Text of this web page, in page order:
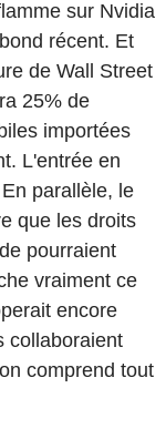
sur Nvidia
récent. Et
de Wall Street
25% de
importées
L'entrée en
parallèle, le
que les droits
pourraient
vraiment ce
encore
collaboraient
comprend tout